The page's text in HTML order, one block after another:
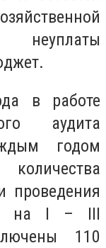
неуплаты
в работе
аудита
годом
проведения
на I – III
110